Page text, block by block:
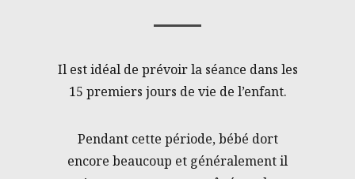
Il est idéal de prévoir la séance dans les
15 premiers jours de vie de l’enfant.
Pendant cette période, bébé dort
encore beaucoup et généralement il